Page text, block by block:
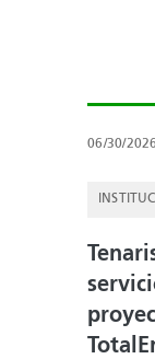
06/30/2026